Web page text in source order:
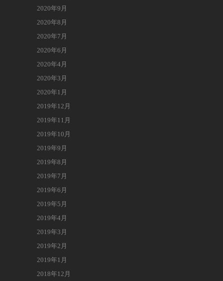
2020年9月
2020年8月
2020年7月
2020年6月
2020年4月
2020年3月
2020年1月
2019年12月
2019年11月
2019年10月
2019年9月
2019年8月
2019年7月
2019年6月
2019年5月
2019年4月
2019年3月
2019年2月
2019年1月
2018年12月